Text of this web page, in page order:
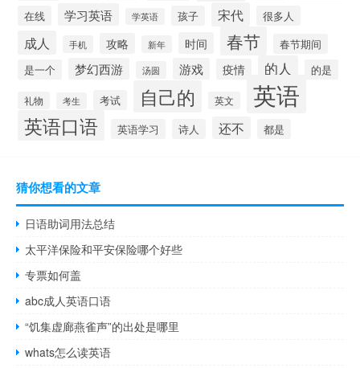
在线 学习英语 学英语 孩子 宋代 很多人
成人 手机 攻略 新年 时间 春节
春节期间
是一个
梦幻西游 汤圆 游戏 疫情 的人 的是
礼物 考生 考试 自己的 英文 英语
英语口语 英语学习 诗人 还不 都是
猜你想看的文章
日语助词用法总结
太平洋保险和平安保险哪个好些
专票如何盖
abc成人英语口语
“饥集虚廊燕雀声”的出处是哪里
whats怎么读英语